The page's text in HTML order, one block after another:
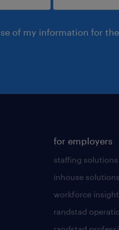
of my information for
for employers
staffing solutions
inhouse solutions
workforce
randstad